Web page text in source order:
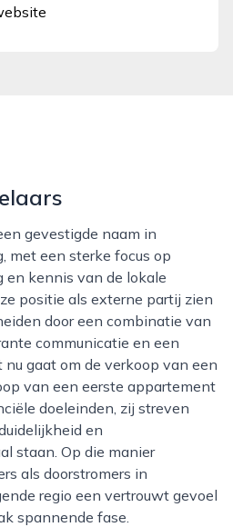
met een sterke focus op
en kennis van de lokale
positie als externe partij zien
door een combinatie van
communicatie en een
gaat om de verkoop van een
van een eerste appartement
doeleinden, zij streven
en
staan. Op die manier
als doorstromers in
regio een vertrouwt gevoel
spannende fase.